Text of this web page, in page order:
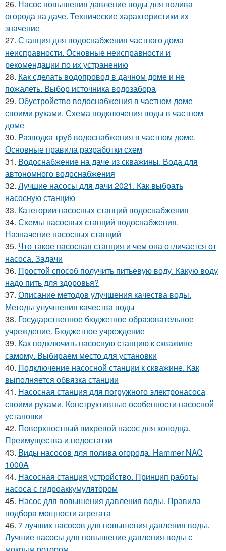
26. Насос повышения давление воды для полива
огорода на даче. Технические характеристики их
значение
27. Станция для водоснабжения частного дома
неисправности. Основные неисправности и
рекомендации по их устранению
28. Как сделать водопровод в дачном доме и не
пожалеть. Выбор источника водозабора
29. Обустройство водоснабжения в частном доме
своими руками. Схема подключения воды в частном
доме
30. Разводка труб водоснабжения в частном доме.
Основные правила разработки схем
31. Водоснабжение на даче из скважины. Вода для
автономного водоснабжения
32. Лучшие насосы для дачи 2021. Как выбрать
насосную станцию
33. Категории насосных станций водоснабжения
34. Схемы насосных станций водоснабжения.
Назначение насосных станций
35. Что такое насосная станция и чем она отличается от
насоса. Задачи
36. Простой способ получить питьевую воду. Какую воду
надо пить для здоровья?
37. Описание методов улучшения качества воды.
Методы улучшения качества воды
38. Государственное бюджетное образовательное
учреждение. Бюджетное учреждение
39. Как подключить насосную станцию к скважине
самому. Выбираем место для установки
40. Подключение насосной станции к скважине. Как
выполняется обвязка станции
41. Насосная станция для погружного электронасоса
своими руками. Конструктивные особенности насосной
установки
42. Поверхностный вихревой насос для колодца.
Преимущества и недостатки
43. Виды насосов для полива огорода. Hammer NAC
1000A
44. Насосная станция устройство. Принцип работы
насоса с гидроаккумулятором
45. Насос для повышения давления воды. Правила
подбора мощности агрегата
46. 7 лучших насосов для повышения давления воды.
Лучшие насосы для повышение давления воды с